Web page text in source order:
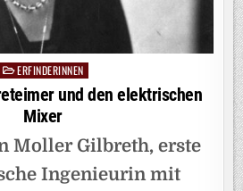
PostedERFINDERINNEN
und den elektrischen
Mixer
Moller Gilbreth, erste
Ingenieurin mit